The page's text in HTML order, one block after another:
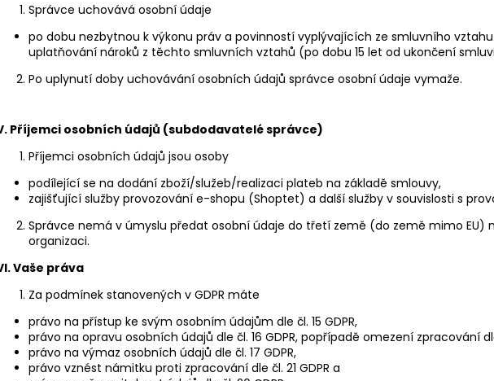
Správce uchovává osobní údaje
po dobu nezbytnou k výkonu práv a povinností vyplývajících ze smluvního
uplatňování nároků z těchto smluvních vztahů (po dobu 15 let od ukončení
Po uplynutí doby uchovávání osobních údajů správce osobní údaje vymaže.
Příjemci osobních údajů (subdodavatelé správce)
Příjemci osobních údajů jsou osoby
podílející se na dodání zboží/služeb/realizaci plateb na základě smlouvy,
zajišťující služby provozování e-shopu (Shoptet) a další služby v souvislosti s
Správce nemá v úmyslu předat osobní údaje do třetí země (do země mimo EU)
organizaci.
Vaše práva
Za podmínek stanovených v GDPR máte
právo na přístup ke svým osobním údajům dle čl. 15 GDPR,
právo na opravu osobních údajů dle čl. 16 GDPR, popřípadě omezení zpracování dle
právo na výmaz osobních údajů dle čl. 17 GDPR,
právo vznést námitku proti zpracování dle čl. 21 GDPR a